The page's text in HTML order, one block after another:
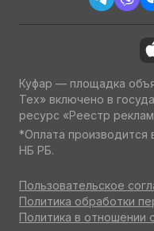
Куфар — площадка
Тех» включено в
ресурс «Реестр
*Оплата производится
НБ РБ.
Пользовательское
Политика обработки
Политика в отношении